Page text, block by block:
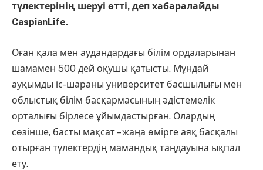
түлектерінің шеруі өтті, деп хабаралайды
CaspianLife.
Оған қала мен аудандардағы білім ордаларынан
шамамен 500 дей оқушы қатысты. Мұндай
ауқымды іс-шараны университет басшылығы мен
облыстық білім басқармасының әдістемелік
орталығы бірлесе ұйымдастырған. Олардың
сөзінше, басты мақсат – жаңа өмірге аяқ басқалы
отырған түлектердің мамандық таңдауына ықпал
ету.